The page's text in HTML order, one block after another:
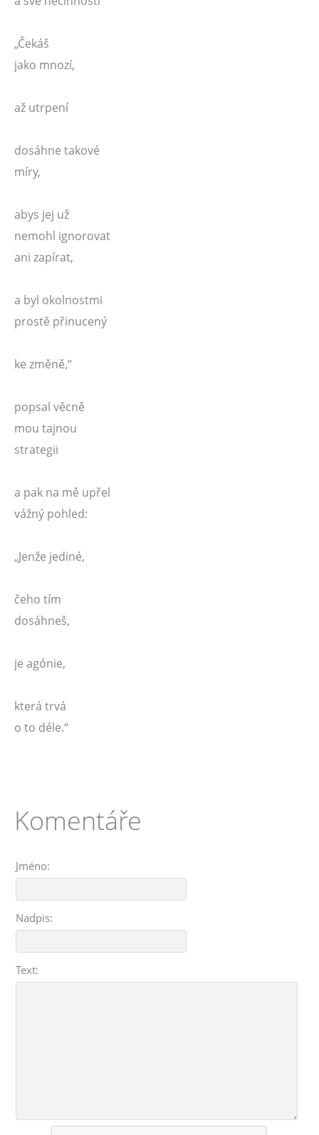
„Čekáš
jako mnozí,
až utrpení
dosáhne takové
míry,
abys jej už
nemohl ignorovat
ani zapírat,
a byl okolnostmi
prostě přinucený
ke změně,“
popsal věcně
mou tajnou
strategii
a pak na mě upřel
vážný pohled:
„Jenže jediné,
čeho tím
dosáhneš,
je agónie,
která trvá
o to déle.“
Komentáře
Jméno:
Nadpis:
Text: